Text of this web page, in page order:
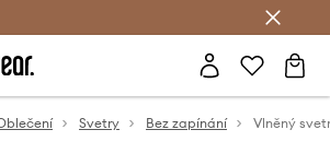
Svetry Bez zapínání Vlněný